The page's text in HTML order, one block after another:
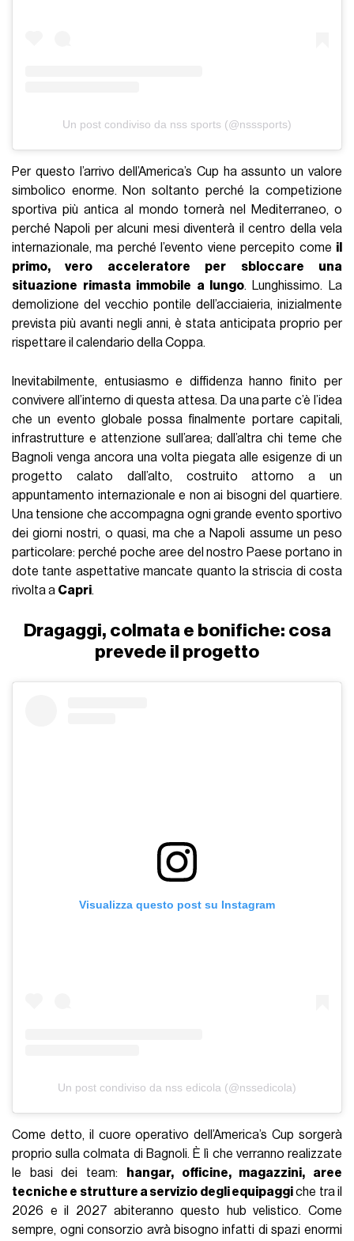
Un post condiviso da nss sports (@nsssports)
Per questo l’arrivo dell’America’s Cup ha assunto un valore
simbolico enorme. Non soltanto perché la competizione
sportiva più antica al mondo tornerà nel Mediterraneo, o
perché Napoli per alcuni mesi diventerà il centro della vela
internazionale, ma perché l’evento viene percepito come il
primo, vero acceleratore per sbloccare una
situazione rimasta immobile a lungo. Lunghissimo. La
demolizione del vecchio pontile dell’acciaieria, inizialmente
prevista più avanti negli anni, è stata anticipata proprio per
rispettare il calendario della Coppa.
Inevitabilmente, entusiasmo e diffidenza hanno finito per
convivere all’interno di questa attesa. Da una parte c’è l’idea
che un evento globale possa finalmente portare capitali,
infrastrutture e attenzione sull’area; dall’altra chi teme che
Bagnoli venga ancora una volta piegata alle esigenze di un
progetto calato dall’alto, costruito attorno a un
appuntamento internazionale e non ai bisogni del quartiere.
Una tensione che accompagna ogni grande evento sportivo
dei giorni nostri, o quasi, ma che a Napoli assume un peso
particolare: perché poche aree del nostro Paese portano in
dote tante aspettative mancate quanto la striscia di costa
rivolta a Capri.
Dragaggi, colmata e bonifiche: cosa
prevede il progetto
Visualizza questo post su Instagram
Un post condiviso da nss edicola (@nssedicola)
Come detto, il cuore operativo dell’America’s Cup sorgerà
proprio sulla colmata di Bagnoli. È lì che verranno realizzate
le basi dei team:
hangar, officine, magazzini, aree
tecniche e strutture a servizio degli equipaggiche tra il
2026 e il 2027 abiteranno questo hub velistico. Come
sempre, ogni consorzio avrà bisogno infatti di spazi enormi